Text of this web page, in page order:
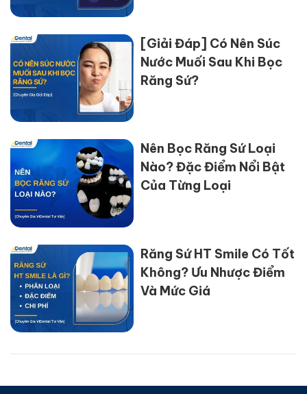
[Giải Đáp] Có Nên Súc
Nước Muối Sau Khi Bọc
Răng Sứ?
Nên Bọc Răng Sứ Loại
Nào? Đặc Điểm Nổi Bật
Của Từng Loại
Răng Sứ HT Smile Có Tốt
Không? Ưu Nhược Điểm
Và Mức Giá